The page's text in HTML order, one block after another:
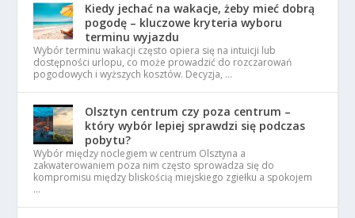
Kiedy jechać na wakacje, żeby mieć dobrą
pogodę – kluczowe kryteria wyboru
terminu wyjazdu
Wybór terminu wakacji często opiera się na intuicji lub
dostępności urlopu, co może prowadzić do rozczarowań
pogodowych i wyższych kosztów. Decyzja, …
Olsztyn centrum czy poza centrum –
który wybór lepiej sprawdzi się podczas
pobytu?
Wybór między noclegiem w centrum Olsztyna a
zakwaterowaniem poza nim często sprowadza się do
kompromisu między bliskością miejskiego zgiełku a spokojem
…